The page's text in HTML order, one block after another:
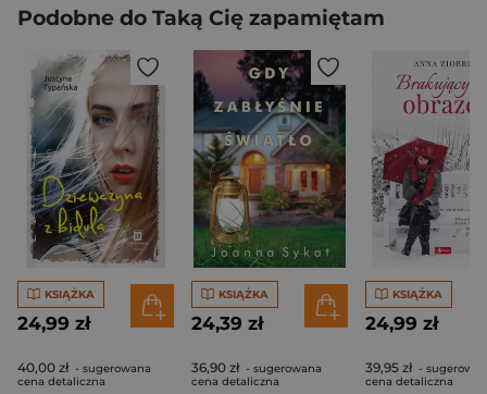
Podobne do Taką Cię zapamiętam
KSIĄŻKA
24,99 zł
40,00 zł - sugerowana
cena detaliczna
KSIĄŻKA
24,39 zł
36,90 zł - sugerowana
cena detaliczna
KSIĄŻKA
24,99 zł
39,95 zł -
cena detaliczna